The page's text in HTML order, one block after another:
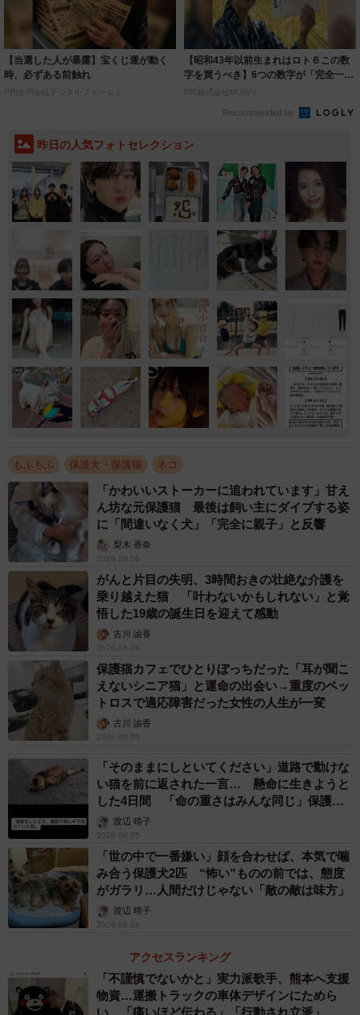
【当選した人が暴露】宝くじ運が動く
時、必ずある前触れ
PR(合同会社デジタルファーム )
【昭和43年以前生まれはロト６この数
字を買うべき】6つの数字が「完全一
致」する方...
PR(株式会社MURA)
Recommended by
昨日の人気フォトセレクション
もふもふ 保護犬・保護猫 ネコ
「かわいいストーカーに追われています」甘え
ん坊な元保護猫 最後は飼い主にダイブする姿
に「間違いなく犬」「完全に親子」と反響
梨木 香奈
2026.08.06
がんと片目の失明、3時間おきの壮絶な介護を
乗り越えた猫 「叶わないかもしれない」と覚
悟した19歳の誕生日を迎えて感動
古川 諭香
2026.08.06
保護猫カフェでひとりぼっちだった「耳が聞こ
えないシニア猫」と運命の出会い→重度のペッ
トロスで適応障害だった女性の人生が一変
古川 諭香
2026.08.05
「そのままにしといてください」道路で動けな
い猫を前に返された一言… 懸命に生きようと
した4日間 「命の重さはみんな同じ」保護団
体代表の訴え
渡辺 晴子
2026.08.05
「世の中で一番嫌い」顔を合わせば、本気で噛
み合う保護犬2匹 “怖い”ものの前では、態度
がガラリ…人間だけじゃない「敵の敵は味方」
渡辺 晴子
2026.08.04
アクセスランキング
「不謹慎でないかと」実力派歌手、熊本へ支援
物資…運搬トラックの車体デザインにためら
い 「痛いほど伝わる」「行動され立派」